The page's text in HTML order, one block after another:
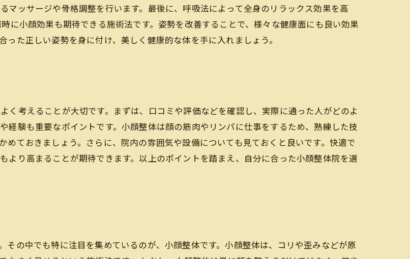
マッサージや骨格調整を行います。最後に、呼吸法によって全身のリラックス効果を高
に小顔効果も期待できる施術法です。姿勢を改善することで、様々な健康面にも良い効果
た正しい姿勢を身に付け、美しく健康的な体を手に入れましょう。
く考えることが大切です。まずは、口コミや評価などを確認し、実際に通った人がどのよ
経験も重要なポイントです。小顔整体は顔の筋肉やリンパに仕事をするため、熟練した技
めておきましょう。さらに、院内の雰囲気や設備についても見ておくと良いです。快適で
より高まることが期待できます。以上のポイントを踏まえ、自分に合った小顔整体院を選
その中でも特に注目を集めているのが、小顔整体です。小顔整体は、コリや歪みなどが原